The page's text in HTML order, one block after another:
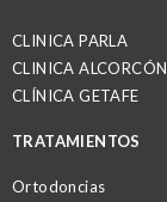
CLINICA PARLA
CLINICA ALCORCÓN
CLÍNICA GETAFE
TRATAMIENTOS
Ortodoncias